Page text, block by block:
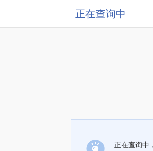
正在查询中
正在查询中